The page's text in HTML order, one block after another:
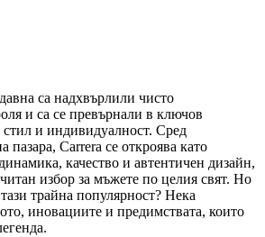
са надхвърлили чисто
и са се превърнали в ключов
и индивидуалност. Сред
пазара, Carrera се откроява като
качество и автентичен дизайн,
избор за мъжете по целия свят. Но
трайна популярност? Нека
иновациите и предимствата, които